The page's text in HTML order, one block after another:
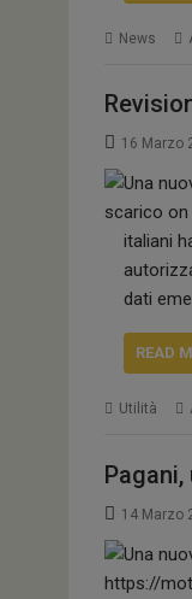
News
16 Marzo
italiani
dati
READ
Utilità
14 Marzo